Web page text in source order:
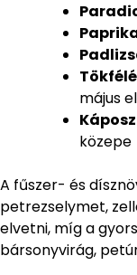
május
közepe
A fűszer- és
petrezselymet,
elvetni, míg a
bársonyvirág,